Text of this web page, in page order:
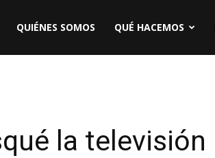
QUIÉNES SOMOS QUÉ HACEMOS
la televisión